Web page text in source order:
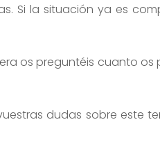
Si la situación ya es
os preguntéis cuanto
dudas sobre este